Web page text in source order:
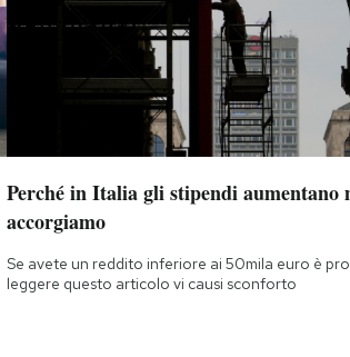
Perché in Italia gli stipendi aumentano
accorgiamo
Se avete un reddito inferiore ai 50mila euro è
leggere questo articolo vi causi sconforto